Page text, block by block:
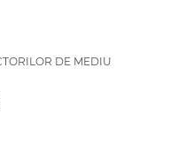
DE MEDIU